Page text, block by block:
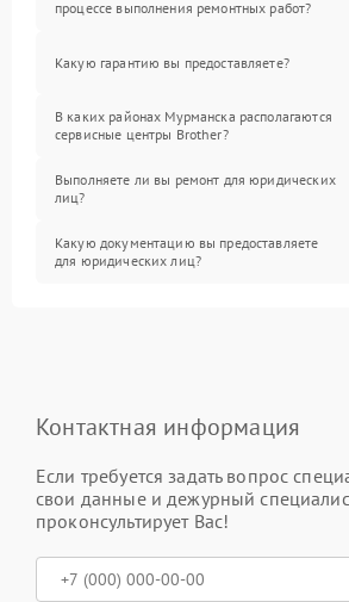
процессе выполнения ремонтных работ?
Какую гарантию вы предоставляете?
В каких районах Мурманска располагаются
сервисные центры Brother?
Выполняете ли вы ремонт для юридических
лиц?
Какую документацию вы предоставляете
для юридических лиц?
Контактная информация
Если требуется задать вопрос
свои данные и дежурный
проконсультирует Вас!